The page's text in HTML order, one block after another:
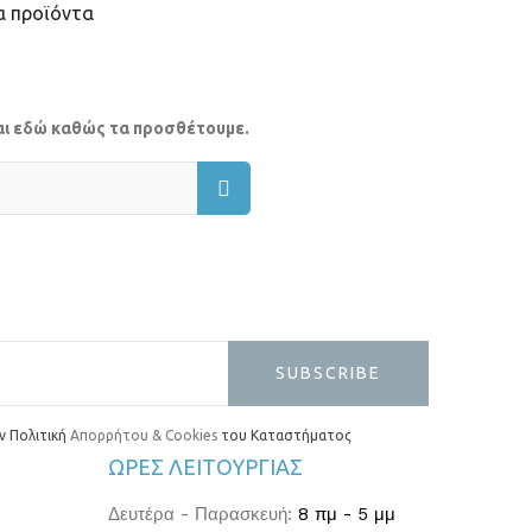
προϊόντα
εδώ καθώς τα προσθέτουμε.
SUBSCRIBE
Πολιτική Απορρήτου & Cookies του Καταστήματος
ΏΡΕΣ ΛΕΙΤΟΥΡΓΊΑΣ
Δευτέρα - Παρασκευή: 8 πμ - 5 μμ